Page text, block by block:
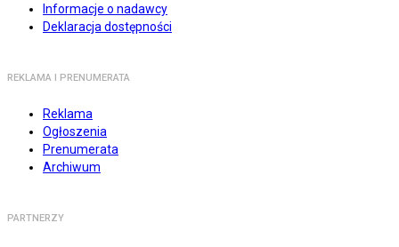
Informacje o nadawcy
Deklaracja dostępności
REKLAMA I PRENUMERATA
Reklama
Ogłoszenia
Prenumerata
Archiwum
PARTNERZY